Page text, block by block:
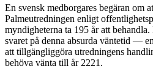
En svensk medborgares begäran om
Palmeutredningen enligt
myndigheterna ta 195 år att
svaret på denna absurda väntetid —
att tillgängliggöra utredningens
behöva vänta till år 2221.